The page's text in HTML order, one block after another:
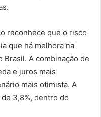
reconhece que o risco
que há melhora na
Brasil. A combinação de
e juros mais
mais otimista. A
3,8%, dentro do